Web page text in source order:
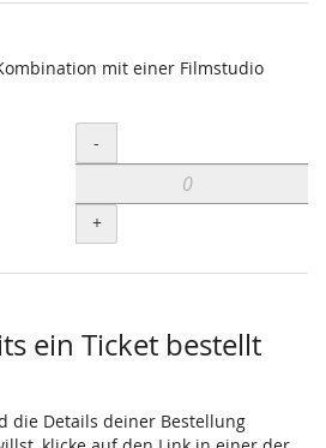
mit einer Filmstudio
Menge
-
+
ein Ticket bestellt
die Details deiner Bestellung